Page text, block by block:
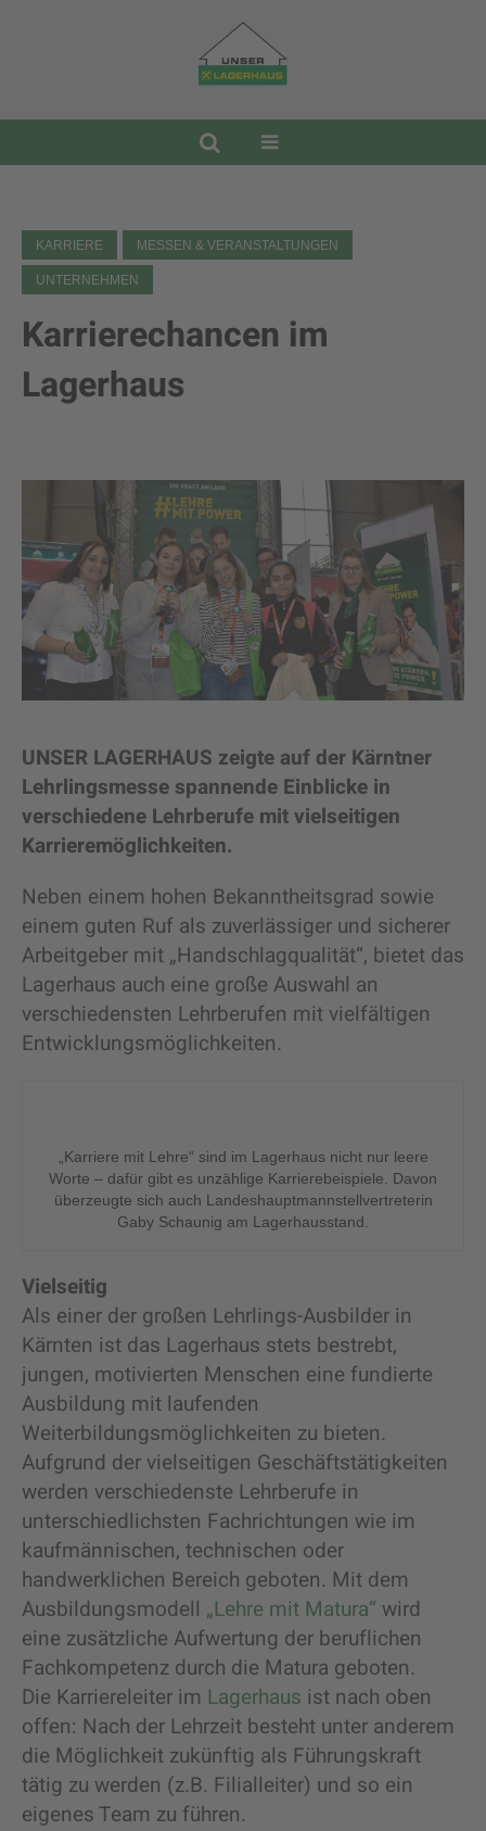
KARRIERE MESSEN & VERANSTALTUNGEN
UNTERNEHMEN
Karrierechancen im
Lagerhaus
UNSER LAGERHAUS zeigte auf der Kärntner
Lehrlingsmesse spannende Einblicke in
verschiedene Lehrberufe mit vielseitigen
Karrieremöglichkeiten.
Neben einem hohen Bekanntheitsgrad sowie
einem guten Ruf als zuverlässiger und sicherer
Arbeitgeber mit „Handschlagqualität“, bietet das
Lagerhaus auch eine große Auswahl an
verschiedensten Lehrberufen mit vielfältigen
Entwicklungsmöglichkeiten.
„Karriere mit Lehre“ sind im Lagerhaus nicht nur leere
Worte – dafür gibt es unzählige Karrierebeispiele. Davon
überzeugte sich auch Landeshauptmannstellvertreterin
Gaby Schaunig am Lagerhausstand.
Vielseitig
Als einer der großen Lehrlings-Ausbilder in
Kärnten ist das Lagerhaus stets bestrebt,
jungen, motivierten Menschen eine fundierte
Ausbildung mit laufenden
Weiterbildungsmöglichkeiten zu bieten.
Aufgrund der vielseitigen Geschäftstätigkeiten
werden verschiedenste Lehrberufe in
unterschiedlichsten Fachrichtungen wie im
kaufmännischen, technischen oder
handwerklichen Bereich geboten. Mit dem
Ausbildungsmodell „Lehre mit Matura“ wird
eine zusätzliche Aufwertung der beruflichen
Fachkompetenz durch die Matura geboten.
Die Karriereleiter im Lagerhaus ist nach oben
offen: Nach der Lehrzeit besteht unter anderem
die Möglichkeit zukünftig als Führungskraft
tätig zu werden (z.B. Filialleiter) und so ein
eigenes Team zu führen.